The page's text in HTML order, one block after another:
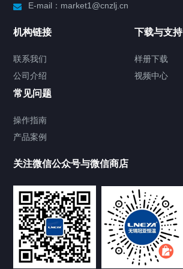
Chiller直冷控温机组
Heating Circulator加热循环器
Freezer低温箱
VOCs冷凝回收装置
E-mail：market1@cnzlj.cn
机构链接
联系我们
公司介绍
下载与支持
样册下载
视频中心
常见问题
操作指南
产品案例
关注微信公众号与微信商店